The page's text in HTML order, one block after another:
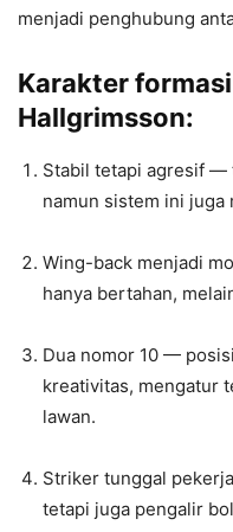
menjadi penghubung
Karakter
Hallgrimsson:
Stabil tetapi agresif —
namun sistem ini juga
Wing-back menjadi
hanya bertahan,
Dua nomor 10 —
kreativitas, mengatur
lawan.
Striker tunggal
tetapi juga pengalir